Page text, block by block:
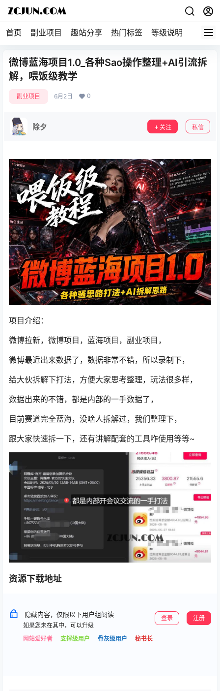
首页 副业项目 趣站分享 热门标签 等级说明 关于本
微博蓝海项目1.0_各种Sao操作整理+AI引流拆
解，喂饭级教学
副业项目 6月2日 0
除夕 关注 私信
项目介绍：
微博拉新，微博项目，蓝海项目，副业项目，
微博最近出来数据了，数据非常不错，所以录制下，
给大伙拆解下打法，方便大家思考整理，玩法很多样，
数据出来的不错，都是内部的一手数据了，
目前赛道完全蓝海，没啥人拆解过，我们整理下，
跟大家快速拆一下，还有讲解配套的工具咋使用等等~
资源下载地址
隐藏内容，仅限以下用户组阅读
如果您未在其中，可以升级
网站爱好者
支撑级用户 骨灰级用户 秘书长
登录 注册